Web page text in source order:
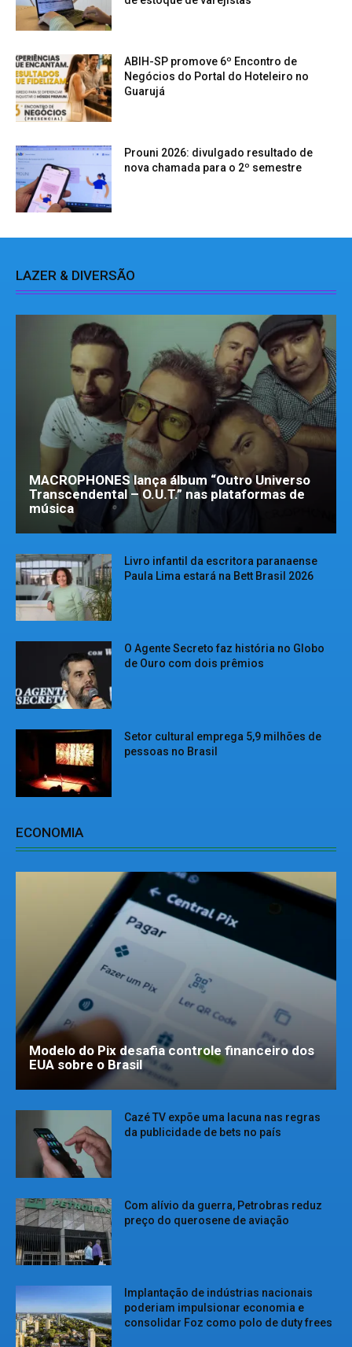
ABIH-SP promove 6º Encontro de
Negócios do Portal do Hoteleiro no
Guarujá
Prouni 2026: divulgado resultado de
nova chamada para o 2º semestre
LAZER & DIVERSÃO
MACROPHONES lança álbum “Outro Universo
Transcendental – O.U.T.” nas plataformas de
música
Livro infantil da escritora paranaense
Paula Lima estará na Bett Brasil 2026
O Agente Secreto faz história no Globo
de Ouro com dois prêmios
Setor cultural emprega 5,9 milhões de
pessoas no Brasil
ECONOMIA
Modelo do Pix desafia controle financeiro dos
EUA sobre o Brasil
Cazé TV expõe uma lacuna nas regras
da publicidade de bets no país
Com alívio da guerra, Petrobras reduz
preço do querosene de aviação
Implantação de indústrias nacionais
poderiam impulsionar economia e
consolidar Foz como polo de duty frees